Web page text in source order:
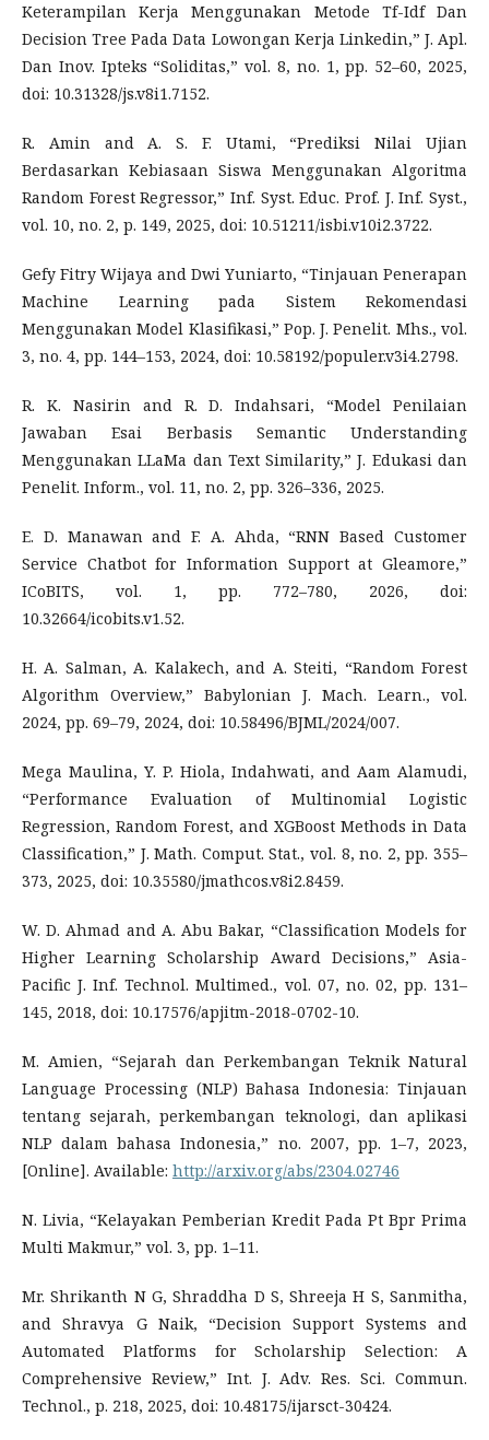
Keterampilan Kerja Menggunakan Metode Tf-Idf Dan
Decision Tree Pada Data Lowongan Kerja Linkedin,” J. Apl.
Dan Inov. Ipteks “Soliditas,” vol. 8, no. 1, pp. 52–60, 2025,
doi: 10.31328/js.v8i1.7152.
R. Amin and A. S. F. Utami, “Prediksi Nilai Ujian
Berdasarkan Kebiasaan Siswa Menggunakan Algoritma
Random Forest Regressor,” Inf. Syst. Educ. Prof. J. Inf. Syst.,
vol. 10, no. 2, p. 149, 2025, doi: 10.51211/isbi.v10i2.3722.
Gefy Fitry Wijaya and Dwi Yuniarto, “Tinjauan Penerapan
Machine Learning pada Sistem Rekomendasi
Menggunakan Model Klasifikasi,” Pop. J. Penelit. Mhs., vol.
3, no. 4, pp. 144–153, 2024, doi: 10.58192/populer.v3i4.2798.
R. K. Nasirin and R. D. Indahsari, “Model Penilaian
Jawaban Esai Berbasis Semantic Understanding
Menggunakan LLaMa dan Text Similarity,” J. Edukasi dan
Penelit. Inform., vol. 11, no. 2, pp. 326–336, 2025.
E. D. Manawan and F. A. Ahda, “RNN Based Customer
Service Chatbot for Information Support at Gleamore,”
ICoBITS, vol. 1, pp. 772–780, 2026, doi:
10.32664/icobits.v1.52.
H. A. Salman, A. Kalakech, and A. Steiti, “Random Forest
Algorithm Overview,” Babylonian J. Mach. Learn., vol.
2024, pp. 69–79, 2024, doi: 10.58496/BJML/2024/007.
Mega Maulina, Y. P. Hiola, Indahwati, and Aam Alamudi,
“Performance Evaluation of Multinomial Logistic
Regression, Random Forest, and XGBoost Methods in Data
Classification,” J. Math. Comput. Stat., vol. 8, no. 2, pp. 355–
373, 2025, doi: 10.35580/jmathcos.v8i2.8459.
W. D. Ahmad and A. Abu Bakar, “Classification Models for
Higher Learning Scholarship Award Decisions,” Asia-
Pacific J. Inf. Technol. Multimed., vol. 07, no. 02, pp. 131–
145, 2018, doi: 10.17576/apjitm-2018-0702-10.
M. Amien, “Sejarah dan Perkembangan Teknik Natural
Language Processing (NLP) Bahasa Indonesia: Tinjauan
tentang sejarah, perkembangan teknologi, dan aplikasi
NLP dalam bahasa Indonesia,” no. 2007, pp. 1–7, 2023,
[Online]. Available: http://arxiv.org/abs/2304.02746
N. Livia, “Kelayakan Pemberian Kredit Pada Pt Bpr Prima
Multi Makmur,” vol. 3, pp. 1–11.
Mr. Shrikanth N G, Shraddha D S, Shreeja H S, Sanmitha,
and Shravya G Naik, “Decision Support Systems and
Automated Platforms for Scholarship Selection: A
Comprehensive Review,” Int. J. Adv. Res. Sci. Commun.
Technol., p. 218, 2025, doi: 10.48175/ijarsct-30424.